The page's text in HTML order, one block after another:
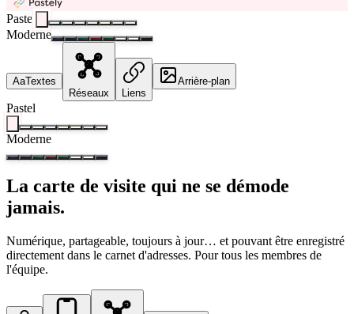
Pastel
Moderne
AaTextes
Réseaux
Liens
Arrière-plan
Pastel
Moderne
La carte de visite qui ne se démode
jamais.
Numérique, partageable, toujours à jour… et pouvant être enregistré
directement dans le carnet d'adresses. Pour tous les membres de
l'équipe.